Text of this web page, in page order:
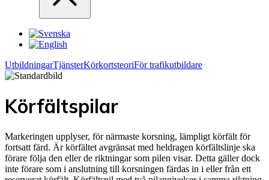
UtbildningarTjänsterKörkortsteoriFör trafikutbildare
Körfältspilar
Markeringen upplyser, för närmaste korsning, lämpligt körfält för
fortsatt färd. Är körfältet avgränsat med heldragen körfältslinje ska
förare följa den eller de riktningar som pilen visar. Detta gäller dock
inte förare som i anslutning till korsningen färdas in i eller från ett